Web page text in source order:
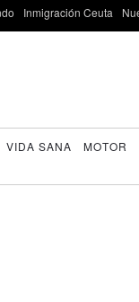
Inmigración Ceuta
VIDA SANA MOTOR